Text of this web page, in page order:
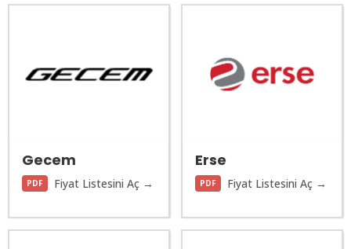
Gecem
PDF Fiyat Listesini Aç →
Erse
PDF Fiyat Listesini Aç →